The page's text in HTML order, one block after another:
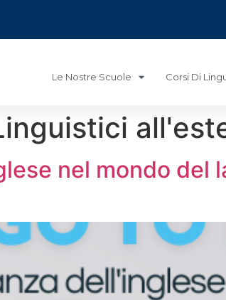
Le Nostre Scuole Corsi Di
nel mondo